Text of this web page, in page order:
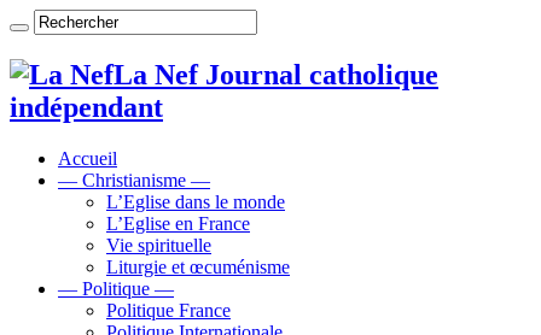
La Nef Journal catholique
indépendant
Accueil
— Christianisme —
L’Eglise dans le monde
L’Eglise en France
Vie spirituelle
Liturgie et œcuménisme
— Politique —
Politique France